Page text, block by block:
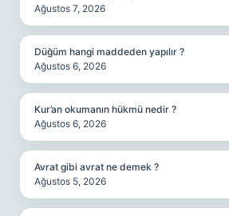
Ağustos 7, 2026
Düğüm hangi maddeden yapılır ?
Ağustos 6, 2026
Kur’an okumanın hükmü nedir ?
Ağustos 6, 2026
Avrat gibi avrat ne demek ?
Ağustos 5, 2026